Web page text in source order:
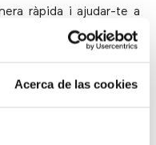
Acerca de las cookies
ràpida i ajudar-te a
resoltes en el primer
? Volsveure en
per a centres de